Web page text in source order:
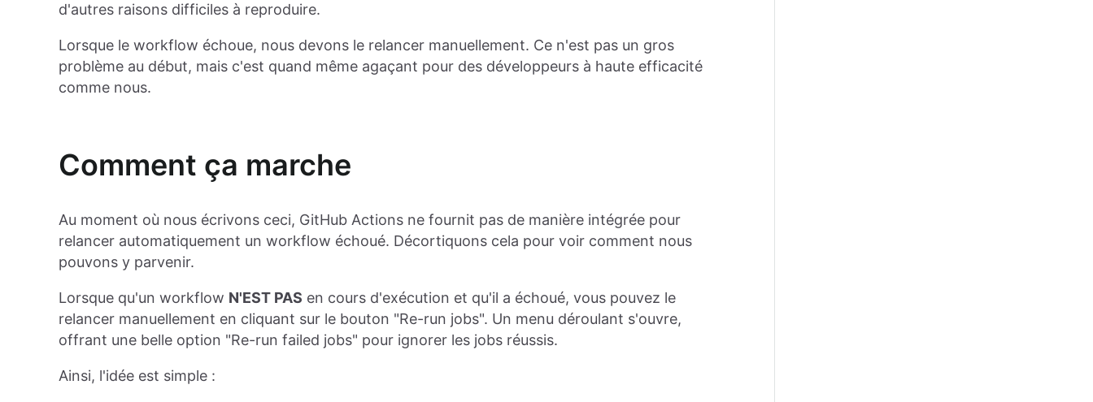
d'autres raisons difficiles à reproduire.
Lorsque le workflow échoue, nous devons le relancer manuellement. Ce n'est pas un gros
problème au début, mais c'est quand même agaçant pour des développeurs à haute efficacité
comme nous.
Comment ça marche
Au moment où nous écrivons ceci, GitHub Actions ne fournit pas de manière intégrée pour
relancer automatiquement un workflow échoué. Décortiquons cela pour voir comment nous
pouvons y parvenir.
Lorsque qu'un workflow N'EST PAS en cours d'exécution et qu'il a échoué, vous pouvez le
relancer manuellement en cliquant sur le bouton "Re-run jobs". Un menu déroulant s'ouvre,
offrant une belle option "Re-run failed jobs" pour ignorer les jobs réussis.
Ainsi, l'idée est simple :